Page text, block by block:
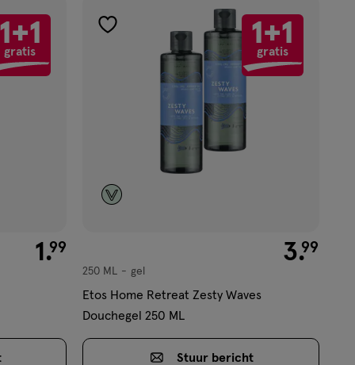
1+1
gratis
€ 1.99
1 .99
1+1
gratis
toevoegen
verlanglijst
€ 3.99
3.99
gel
250 ML gel
Etos Home Retreat Zesty Waves
Douchegel 250 ML
Stuur bericht